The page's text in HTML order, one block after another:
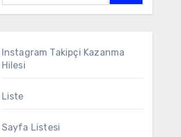
Instagram Takipçi Kazanma
Hilesi
Liste
Sayfa Listesi